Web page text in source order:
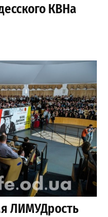
КВНа
ЛИМУДрость